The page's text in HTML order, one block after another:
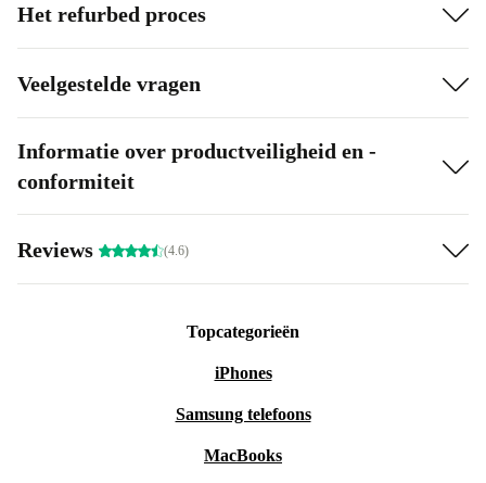
Het refurbed proces
Veelgestelde vragen
Informatie over productveiligheid en -
conformiteit
Reviews (4.6)
Topcategorieën
iPhones
Samsung telefoons
MacBooks